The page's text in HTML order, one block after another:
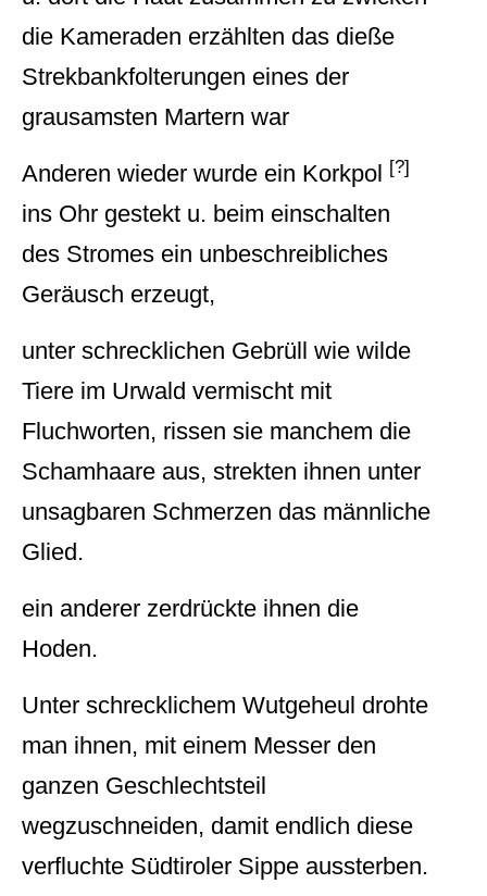
die Kameraden erzählten das dieße
Strekbankfolterungen eines der
grausamsten Martern war
Anderen wieder wurde ein Korkpol [?]
ins Ohr gestekt u. beim einschalten
des Stromes ein unbeschreibliches
Geräusch erzeugt,
unter schrecklichen Gebrüll wie wilde
Tiere im Urwald vermischt mit
Fluchworten, rissen sie manchem die
Schamhaare aus, strekten ihnen unter
unsagbaren Schmerzen das männliche
Glied.
ein anderer zerdrückte ihnen die
Hoden.
Unter schrecklichem Wutgeheul drohte
man ihnen, mit einem Messer den
ganzen Geschlechtsteil
wegzuschneiden, damit endlich diese
verfluchte Südtiroler Sippe aussterben.